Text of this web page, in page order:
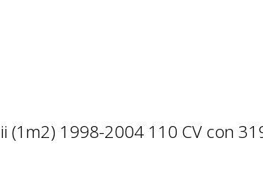
(1m2) 1998-2004 110 CV con